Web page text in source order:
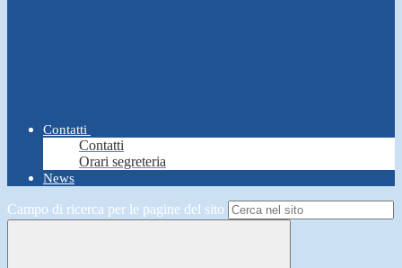
Contatti
Contatti
Orari segreteria
News
Campo di ricerca per le pagine del sito